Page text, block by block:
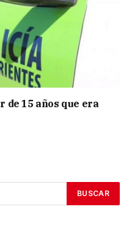
de 15 años que era